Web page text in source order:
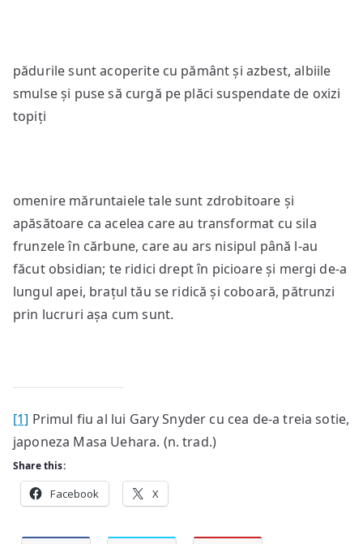
pădurile sunt acoperite cu pământ și azbest, albiile
smulse și puse să curgă pe plăci suspendate de oxizi
topiți
omenire măruntaiele tale sunt zdrobitoare și
apăsătoare ca acelea care au transformat cu sila
frunzele în cărbune, care au ars nisipul până l-au
făcut obsidian; te ridici drept în picioare și mergi de-a
lungul apei, brațul tău se ridică și coboară, pătrunzi
prin lucruri așa cum sunt.
[1] Primul fiu al lui Gary Snyder cu cea de-a treia sotie,
japoneza Masa Uehara. (n. trad.)
Share this:
Facebook X